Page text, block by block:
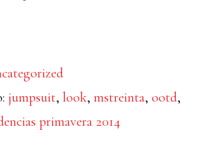
jumpsuit,look,mstreinta,ootd,
primavera 2014